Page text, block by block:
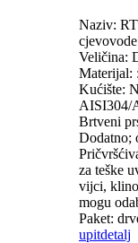
Naziv:
cjevovode
Veličina:
Materijal:
Kućište:
AISI304/
Brtveni
za teške
vijci,
mogu
Paket:
upitdetalj